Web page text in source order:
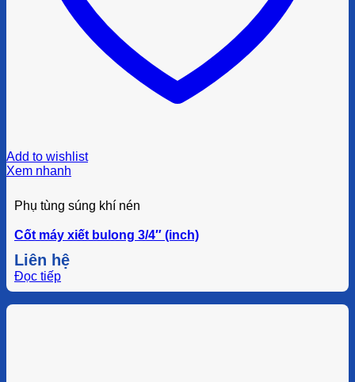
Add to wishlist
Xem nhanh
Phụ tùng súng khí nén
Cốt máy xiết bulong 3/4″ (inch)
Liên hệ
Đọc tiếp